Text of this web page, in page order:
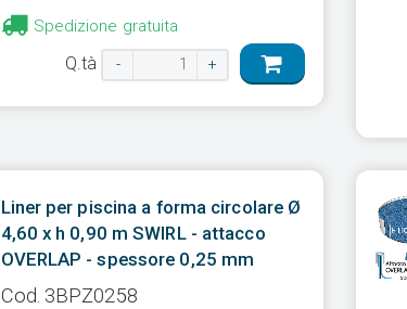
Spedizione gratuita
Q.tà - +
Liner per piscina a forma circolare Ø
4,60 x h 0,90 m SWIRL - attacco
OVERLAP - spessore 0,25 mm
Cod. 3BPZ0258